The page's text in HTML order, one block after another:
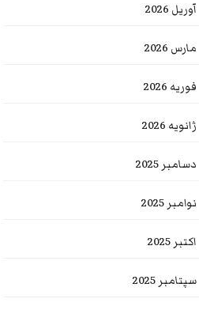
آوریل 2026
مارس 2026
فوریه 2026
ژانویه 2026
دسامبر 2025
نوامبر 2025
اکتبر 2025
سپتامبر 2025